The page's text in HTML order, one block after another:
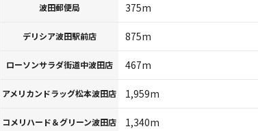
波田郵便局 375m
デリシア波田駅前店 875m
ローソンサラダ街道中波田店 467m
アメリカンドラッグ松本波田店 1,959m
コメリハード＆グリーン波田店 1,340m